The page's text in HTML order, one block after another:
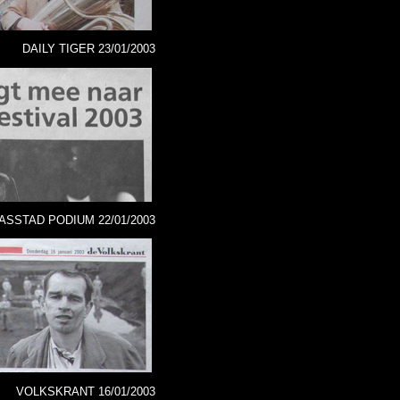
DAILY TIGER 23/01/2003
PODIUM 22/01/2003
VOLKSKRANT 16/01/2003